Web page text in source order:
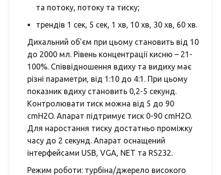
та потоку, потоку та тиску;
трендів 1 сек, 5 сек, 1 хв, 10 хв, 30 хв, 60 хв.
Дихальний об'єм при цьому становить від 10
до 2000 мл. Рівень концентрації кисню – 21-
100%. Співвідношення вдиху та видиху має
різні параметри, від 1:10 до 4:1. При цьому
показник вдиху становить 0,2-5 секунд.
Контролювати тиск можна від 5 до 90
cmH2O. Апарат підтримує тиск 0-90 cmH2O.
Для наростання тиску достатньо проміжку
часу до 2 секунд. Апарат оснащений
інтерфейсами USB, VGA, NET та RS232.
Режим роботи: турбіна/джерело високого